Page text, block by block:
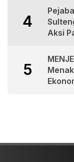
4
Aksi
5